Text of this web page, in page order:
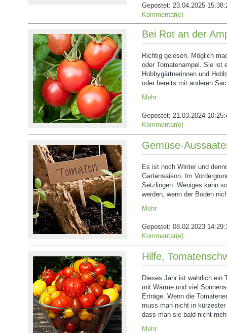
Gepostet: 23.04.2025
Kommentar(e)
Bei Rot an der
Richtig gelesen. Möglich
oder Tomatenampel. Sie ist
Hobbygärtnerinnen und
oder bereits mit anderen
Mehr
Gepostet: 21.03.2024
Kommentar(e)
Gemüse-
Es ist noch Winter und
Gartensaison. Im
Setzlingen. Weniges kann
werden, wenn der Boden
Mehr
Gepostet: 08.02.2023
Kommentar(e)
Hilfe,
Dieses Jahr ist wahrlich ein
mit Wärme und viel
Erträge. Wenn die
muss man nicht in
dass man sie bald nicht
Mehr